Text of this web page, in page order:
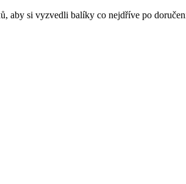
aby si vyzvedli balíky co nejdříve po